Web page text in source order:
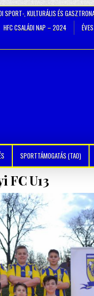
SPORT-, KULTURÁLIS ÉS
HFC CSALÁDI NAP – 2024
SPORTTÁMOGATÁS (TAO)
FC U13